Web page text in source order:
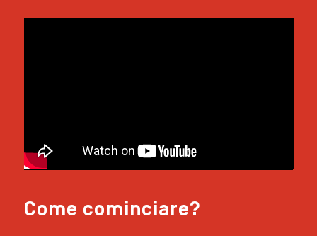
Come cominciare?